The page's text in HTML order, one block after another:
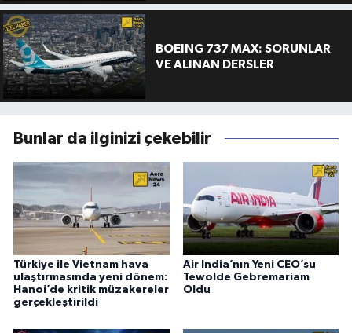
BOEING 737 MAX: SORUNLAR
VE ALINAN DERSLER
Bunlar da ilginizi çekebilir
Türkiye ile Vietnam hava
ulaştırmasında yeni dönem:
Hanoi’de kritik müzakereler
gerçekleştirildi
Air India’nın Yeni CEO’su
Tewolde Gebremariam
Oldu